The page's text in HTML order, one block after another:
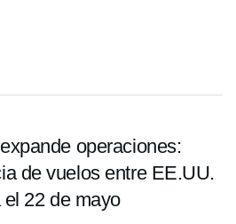
operaciones:
de vuelos entre EE.UU.
22 de mayo